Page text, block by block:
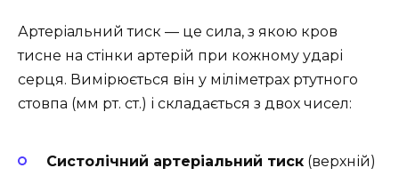
Артеріальний тиск — це сила, з якою кров
тисне на стінки артерій при кожному ударі
серця. Вимірюється він у міліметрах ртутного
стовпа (мм рт. ст.) і складається з двох чисел:
Систолічний артеріальний тиск (верхній)